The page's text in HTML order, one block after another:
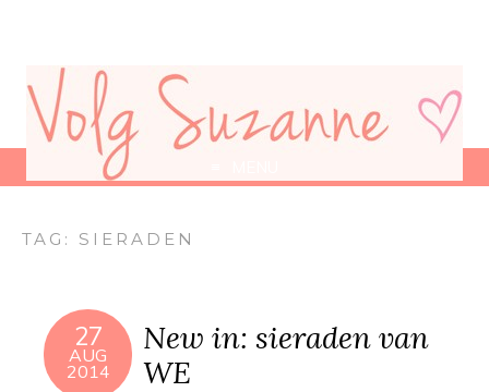
TAG: SIERADEN
27
AUG
2014
New in: sieraden van
WE